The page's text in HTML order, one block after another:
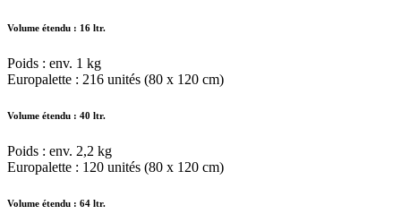
Volume étendu : 16 ltr.
Poids : env. 1 kg
Europalette : 216 unités (80 x 120 cm)
Volume étendu : 40 ltr.
Poids : env. 2,2 kg
Europalette : 120 unités (80 x 120 cm)
Volume étendu : 64 ltr.